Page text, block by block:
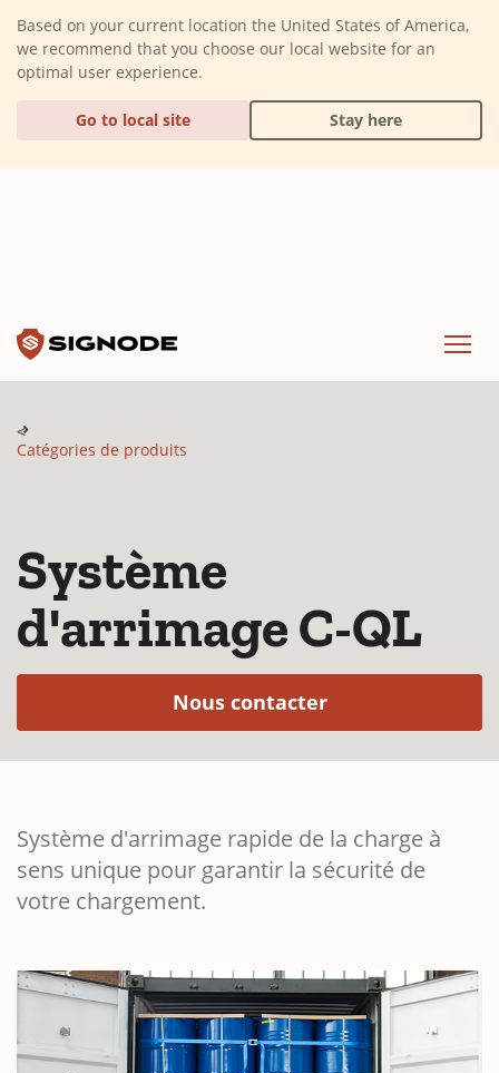
Based on your current location the United States of America,
we recommend that you choose our local website for an
optimal user experience.
Go to local site Stay here
Catégories de produits
Système
d'arrimage C-QL
Nous contacter(Opens in a new
Système d'arrimage rapide de la charge à
sens unique pour garantir la sécurité de
votre chargement.